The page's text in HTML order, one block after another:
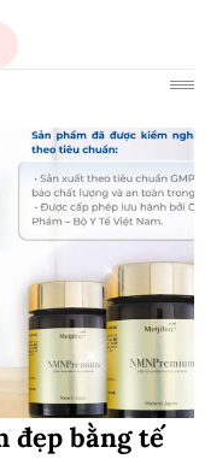
đẹp bằng tế